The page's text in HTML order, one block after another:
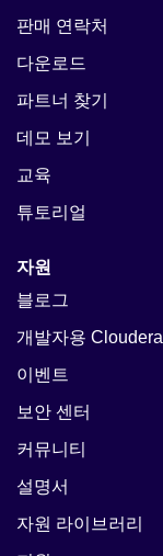
판매 연락처
다운로드
파트너 찾기
데모 보기
교육
튜토리얼
자원
블로그
개발자용 Cloudera
이벤트
보안 센터
커뮤니티
설명서
자원 라이브러리